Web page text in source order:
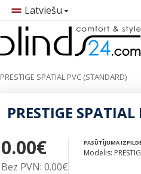
Latviešu
PRESTIGE SPATIAL PVC (STANDARD)
PRESTIGE
0.00€
Bez PVN: 0.00€
PASŪTĪJUMA
Modelis: